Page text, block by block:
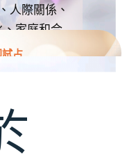
人際關係、
、家庭和合
占